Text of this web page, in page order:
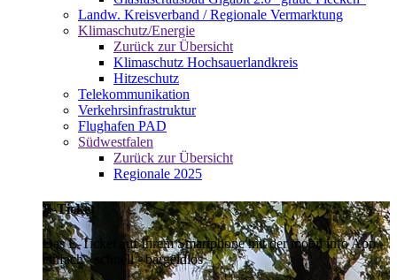
Landw. Kreisverband / Regionale Vermarktung
Klimaschutz/Energie
Zurück zur Übersicht
Klimaschutz Hochsauerlandkreis
Hitzeschutz
Telekommunikation
Verkehrsinfrastruktur
Flughafen PAD
Südwestfalen
Zurück zur Übersicht
Regionale 2025
E-Ticket
Das E-Ticket auf Ihrem Smartphone mit der mobil info App -
einfach - schnell - bargeldlos